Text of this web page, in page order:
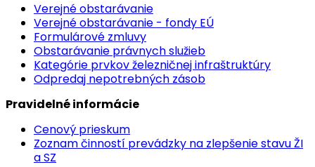
Verejné obstarávanie
Verejné obstarávanie - fondy EÚ
Formulárové zmluvy
Obstarávanie právnych služieb
Kategórie prvkov železničnej infraštruktúry
Odpredaj nepotrebných zásob
Pravidelné informácie
Cenový prieskum
Zoznam činností prevádzky na zlepšenie stavu ŽI
a SZ